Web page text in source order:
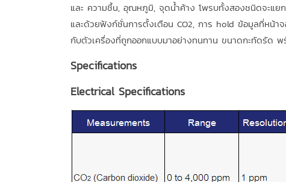
และ ความชื้น, อุณหภูมิ, จุดน้ำค้าง โพรบทั้งสองชนิดจะแยก
และด้วยฟังก์ชั่นการตั้งเตือน CO2, การ hold ข้อมูลที่หน้า
กับตัวเครื่องที่ถูกออกแบบมาอย่างทนทาน ขนาดกะทัดรัด พ
Specifications
Electrical Specifications